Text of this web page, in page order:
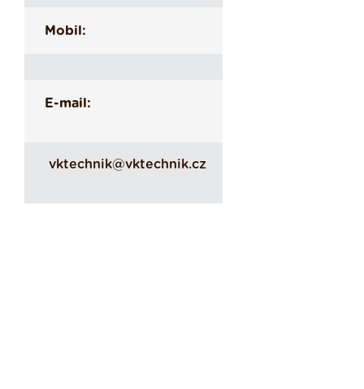
Mobil:
E-mail:
vktechnik@vktechnik.cz